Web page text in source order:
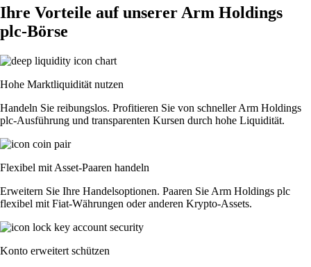
Ihre Vorteile auf unserer Arm Holdings
plc-Börse
Hohe Marktliquidität nutzen
Handeln Sie reibungslos. Profitieren Sie von schneller Arm Holdings
plc-Ausführung und transparenten Kursen durch hohe Liquidität.
Flexibel mit Asset-Paaren handeln
Erweitern Sie Ihre Handelsoptionen. Paaren Sie Arm Holdings plc
flexibel mit Fiat-Währungen oder anderen Krypto-Assets.
Konto erweitert schützen